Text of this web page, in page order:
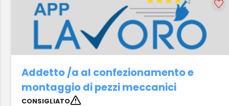
Addetto /a al confezionamento e
montaggio di pezzi meccanici
CONSIGLIATO